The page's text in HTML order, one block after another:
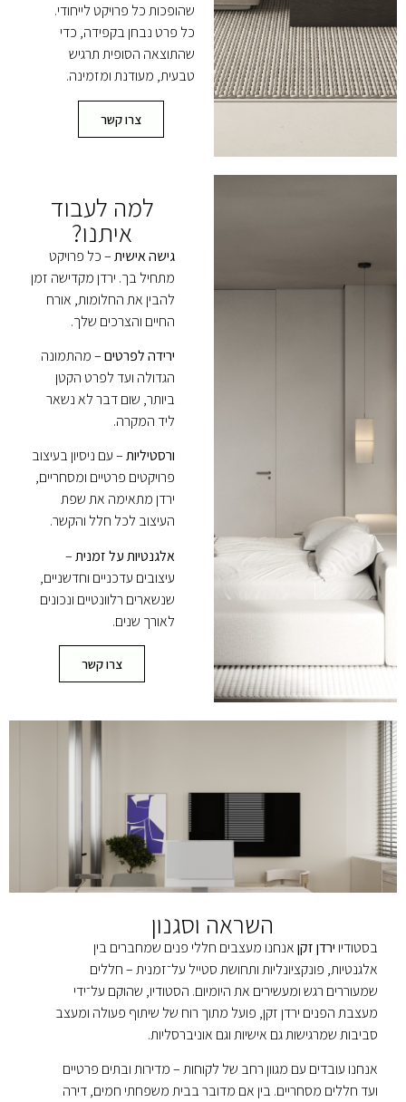
שהופכות כל פרויקט לייחודי.
כל פרט נבחן בקפידה, כדי
שהתוצאה הסופית תרגיש
טבעית, מעודנת ומזמינה.
צרו קשר
למה לעבוד
איתנו?
גישה אישית– כל פרויקט
מתחיל בך. ירדן מקדישה זמן
להבין את החלומות, אורח
החיים והצרכים שלך.
ירידה לפרטים– מהתמונה
הגדולה ועד לפרט הקטן
ביותר, שום דבר לא נשאר
ליד המקרה.
ורסטיליות– עם ניסיון בעיצוב
פרויקטים פרטיים ומסחריים,
ירדן מתאימה את שפת
העיצוב לכל חלל והקשר.
אלגנטיות על זמנית–
עיצובים עדכניים וחדשניים,
שנשארים רלוונטיים ונכונים
לאורך שנים.
צרו קשר
השראה וסגנון
בסטודיו ירדן זקןאנחנו מעצבים חללי פנים שמחברים בין
אלגנטיות, פונקציונליות ותחושת סטייל על־זמנית – חללים
שמעוררים רגש ומעשירים את היומיום. הסטודיו, שהוקם על־ידי
מעצבת הפנים ירדן זקן, פועל מתוך רוח של שיתוף פעולה ומעצב
סביבות שמרגישות גם אישיות וגם אוניברסליות.
אנחנו עובדים עם מגוון רחב של לקוחות – מדירות ובתים פרטיים
ועד חללים מסחריים. בין אם מדובר בבית משפחתי חמים, דירה